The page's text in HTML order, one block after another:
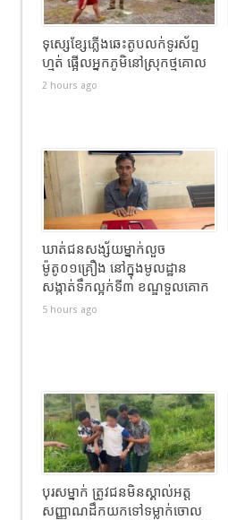
ទុស្សេខ្សែភ្លើងឆេះតូបលក់ទូរស័ព្ទ
ហ្មត់ ផ្អើលអ្នកភូមិនៅស្រុកថ្មគោល
2 hours ago
ឃាត់ជនសង្ស័យម្នាក់លួច
ម៉ូតូ០១គ្រឿង នៅក្នុងមូលដ្ឋាន
សង្កាត់ទឹកល្អក់ទី៣ ខណ្ឌទួលគោក
5 hours ago
បុរសម្នាក់ ត្រូវជនមិនស្គាល់អត្ត
សញ្ញាណដឹកយកទៅទម្លាក់ចោល